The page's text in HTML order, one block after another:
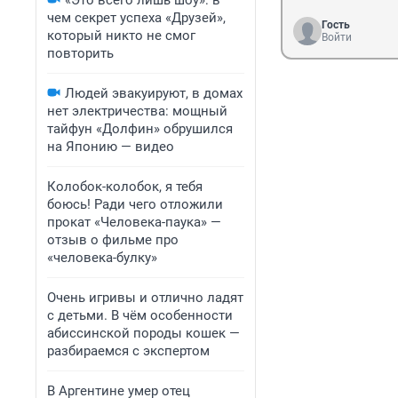
чем секрет успеха «Друзей»,
который никто не смог
повторить
Людей эвакуируют, в домах
нет электричества: мощный
тайфун «Долфин» обрушился
на Японию — видео
Колобок-колобок, я тебя
боюсь! Ради чего отложили
прокат «Человека-паука» —
отзыв о фильме про
«человека-булку»
Очень игривы и отлично ладят
с детьми. В чём особенности
абиссинской породы кошек —
разбираемся с экспертом
В Аргентине умер отец
Гость
Войти